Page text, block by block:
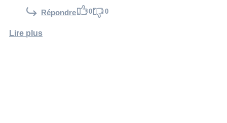
Répondre 0 0
Lire plus